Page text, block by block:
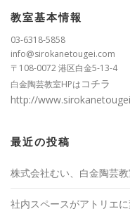
教室基本情報
03-6318-5858
info@sirokanetougei.com
〒108-0072 港区白金5-13-4
白金陶芸教室HPはコチラ
http://
最近の投稿
株式会社むい、白金陶芸
社内スペースがアトリエ